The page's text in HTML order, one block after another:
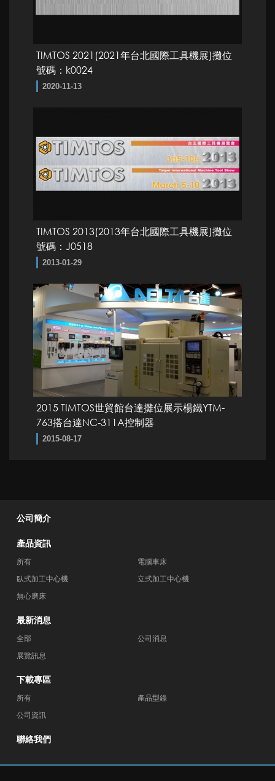
TIMTOS 2021(2021年台北國際工具機展)攤位
號碼：k0024
2020-11-13
TIMTOS 2013(2013年台北國際工具機展)攤位
號碼：J0518
2013-01-29
2015 TIMTOS世貿館台達攤位展示楊鐵YTM-
763搭台達NC-311A控制器
2015-08-17
公司簡介
產品資訊
所有
電腦車床
臥式加工中心機
立式加工中心機
無心磨床
最新消息
全部
公司消息
展覽訊息
下載專區
所有
產品型錄
公司資訊
聯絡我們